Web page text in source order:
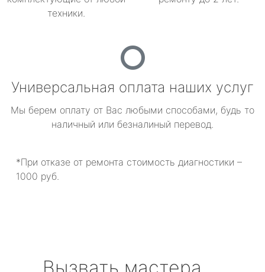
техники.
Универсальная оплата наших услуг
Мы берем оплату от Вас любыми способами, будь то
наличный или безналиный перевод.
*При отказе от ремонта стоимость диагностики –
1000 руб.